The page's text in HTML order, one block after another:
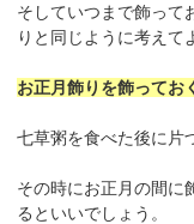
そしていつまで飾って
りと同じように考えて
お正月飾りを飾ってお
七草粥を食べた後に片
その時にお正月の間に
るといいでしょう。